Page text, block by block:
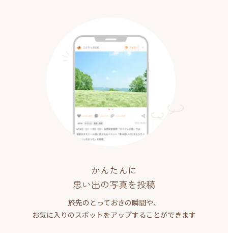
かんたんに
思い出の写真を投稿
旅先のとっておきの瞬間や、
お気に入りのスポットをアップすることができます